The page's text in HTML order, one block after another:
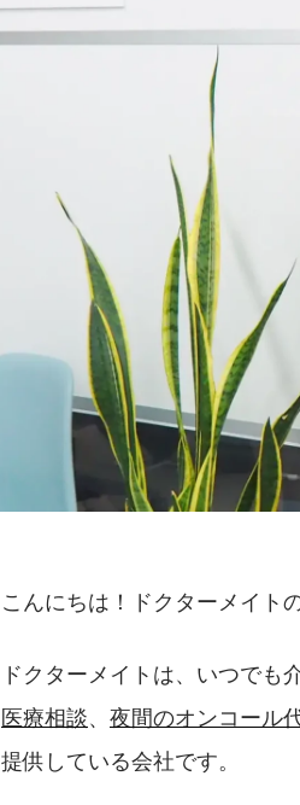
こんにちは！ドクターメイト
ドクターメイトは、いつでも
医療相談、 夜間のオンコール
提供している会社です。